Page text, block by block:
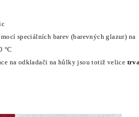
speciálních barev (barevných glazur) na
°C
na odkladači na hůlky jsou totiž velice